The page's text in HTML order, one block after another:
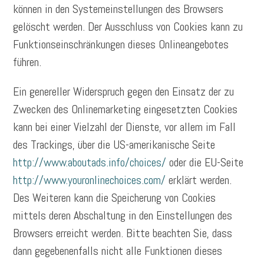
können in den Systemeinstellungen des Browsers
gelöscht werden. Der Ausschluss von Cookies kann zu
Funktionseinschränkungen dieses Onlineangebotes
führen.
Ein genereller Widerspruch gegen den Einsatz der zu
Zwecken des Onlinemarketing eingesetzten Cookies
kann bei einer Vielzahl der Dienste, vor allem im Fall
des Trackings, über die US-amerikanische Seite
http://www.aboutads.info/choices/ oder die EU-Seite
http://www.youronlinechoices.com/ erklärt werden.
Des Weiteren kann die Speicherung von Cookies
mittels deren Abschaltung in den Einstellungen des
Browsers erreicht werden. Bitte beachten Sie, dass
dann gegebenenfalls nicht alle Funktionen dieses